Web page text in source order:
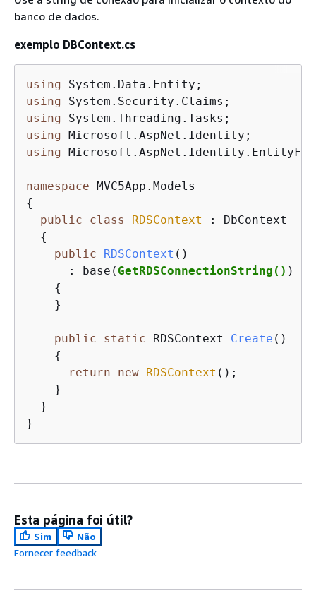
banco de dados.
exemplo DBContext.cs
using
using
using
using
using
namespace
{
public
class RDSContext :
DbContext
{
public
RDSContext ()
      : base(
GetRDSConnectionString() )
{
    }
public static RDSContext Create ()
{
return
new RDSContext ();
    }
  }
}
Esta página foi útil?
Sim
Não
Fornecer feedback